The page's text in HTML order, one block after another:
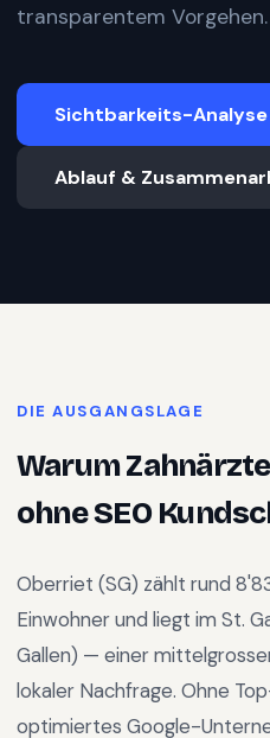
transparentem Vorgehen.
Sichtbarkeits-
Ablauf &
DIE AUSGANGSLAGE
WarumZahnärzte
ohne SEO
Oberriet (SG) zählt rund
Einwohner und liegt im St.
Gallen) — einer
lokaler Nachfrage. Ohne
optimiertes Google-